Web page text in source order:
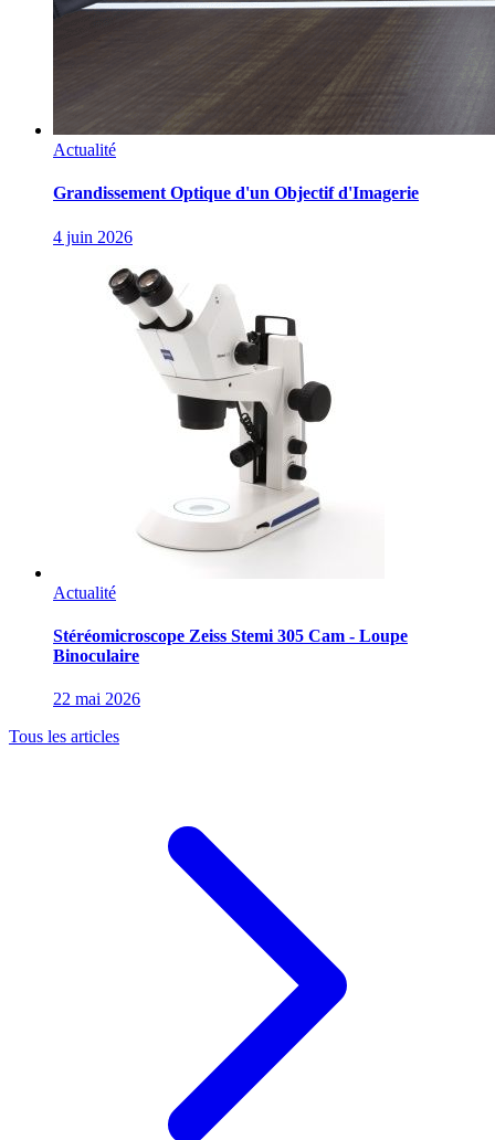
Actualité
Grandissement Optique d'un Objectif d'Imagerie
4 juin 2026
Actualité
Stéréomicroscope Zeiss Stemi 305 Cam - Loupe
Binoculaire
22 mai 2026
Tous les articles